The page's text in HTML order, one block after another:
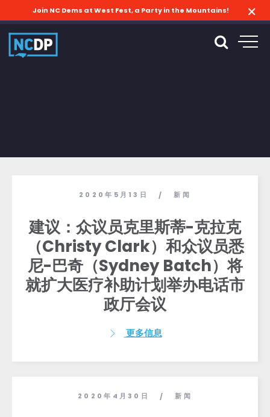
Join NC Dems at West Fest, a Party in the Mountains!
2020年5月13日 / 新闻
建议：众议员克里斯蒂-克拉克
（Christy Clark）和众议员悉
尼-巴奇（Sydney Batch）将
就扩大医疗补助计划举办电话市
政厅会议
更多信息
2020年4月30日 / 新闻